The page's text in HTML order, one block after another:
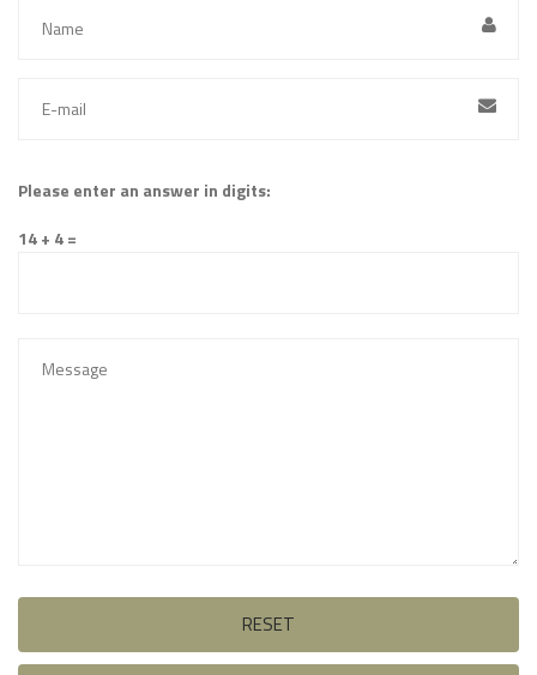
Please enter an answer in digits:
14 + 4 =
RESET